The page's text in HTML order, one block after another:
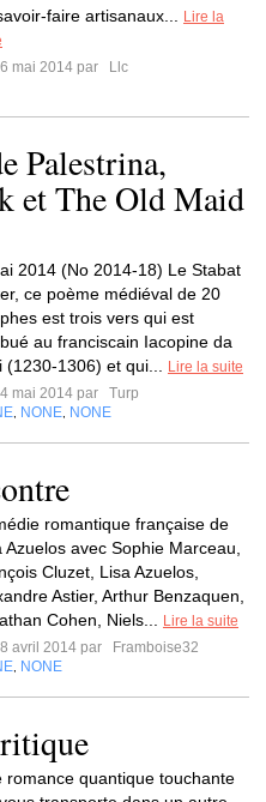
faire artisanaux...
Lire la
mai 2014 par
Llc
Palestrina,
et The Old Maid
2014 (No 2014-18) Le Stabat
ce poème médiéval de 20
est trois vers qui est
au franciscain Iacopine da
(1230-1306) et qui...
Lire la suite
mai 2014 par
Turp
NONE NONE
romantique française de
Azuelos avec Sophie Marceau,
Cluzet, Lisa Azuelos,
Astier, Arthur Benzaquen,
Cohen, Niels...
Lire la suite
avril 2014 par
Framboise32
NONE
romance quantique touchante